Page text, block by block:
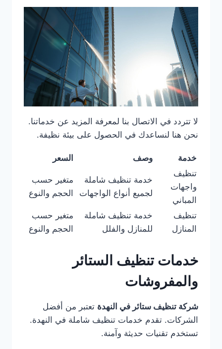
لا تتردد في الاتصال بنا لمعرفة المزيد عن خدماتنا.
نحن هنا لنساعدك في الحصول على بيئة نظيفة.
خدمة وصف
السعر
تنظيف
واجهات
المباني
خدمة تنظيف شاملة
لجميع أنواع الواجهات
متغير حسب
الحجم والنوع
تنظيف
المنازل
خدمة تنظيف شاملة
للمنازل والفلل
متغير حسب
الحجم والنوع
خدمات تنظيف الستائر
والمفروشات
شركة تنظيف ستائر في النهدة تعتبر من أفضل
الشركات. تقدم خدمات تنظيف شاملة في النهدة.
تستخدم تقنيات حديثة وآمنة.